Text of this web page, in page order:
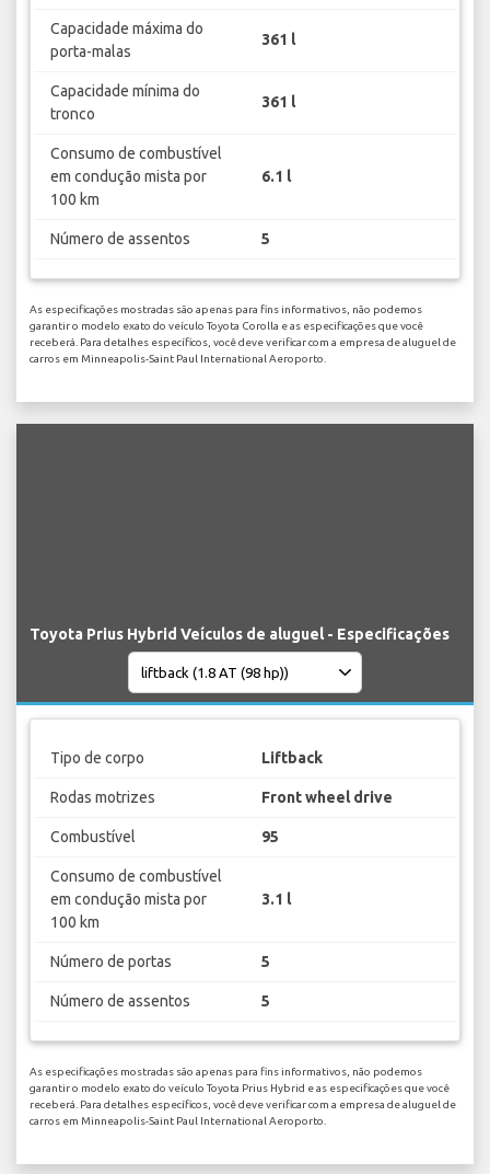
Capacidade máxima do
porta-malas
361 l
Capacidade mínima do
tronco
361 l
Consumo de combustível
em condução mista por
100 km
6.1 l
Número de assentos 5
As especificações mostradas são apenas para fins informativos, não podemos
garantir o modelo exato do veículo Toyota Corolla e as especificações que você
receberá. Para detalhes específicos, você deve verificar com a empresa de aluguel de
carros em Minneapolis-Saint Paul International Aeroporto.
Toyota Prius Hybrid Veículos de aluguel - Especificações
Tipo de corpo Liftback
Rodas motrizes Front wheel drive
Combustível 95
Consumo de combustível
em condução mista por
100 km
3.1 l
Número de portas 5
Número de assentos 5
As especificações mostradas são apenas para fins informativos, não podemos
garantir o modelo exato do veículo Toyota Prius Hybrid e as especificações que você
receberá. Para detalhes específicos, você deve verificar com a empresa de aluguel de
carros em Minneapolis-Saint Paul International Aeroporto.